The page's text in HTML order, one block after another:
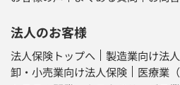
法人保険のお問合せフォーム
株式会社ほけんの110番